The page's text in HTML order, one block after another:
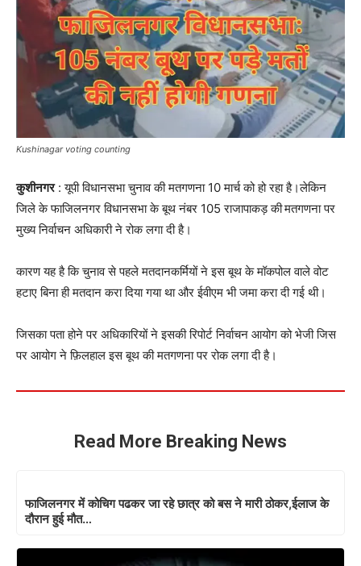
Kushinagar voting counting
कुशीनगर: यूपी विधानसभा चुनाव की मतगणना 10 मार्च को हो रहा है।लेकिन
जिले के फाजिलनगर विधानसभा के बूथ नंबर 105 राजापाकड़ कीमतगणना पर
मुख्य निर्वाचन अधिकारी ने रोक लगा दी है।
कारण यह है कि चुनाव से पहले मतदानकर्मियों ने इस बूथ के मॉकपोल वाले वोट
हटाए बिना ही मतदान करा दिया गया था और ईवीएम भी जमा करा दी गई थी।
जिसका पता होने पर अधिकारियों ने इसकी रिपोर्ट निर्वाचन आयोग को भेजी जिस
पर आयोग ने फ़िलहाल इस बूथ की मतगणना पर रोक लगा दी है।
Read More Breaking News
फाजिलनगर में कोचिग पढकर जा रहे छात्र को बस ने मारी ठोकर,ईलाज के
दौरान हुई मौत…